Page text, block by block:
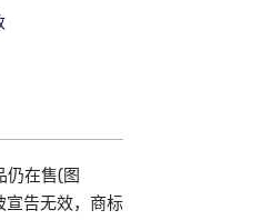
仍在售(图
宣告无效，商标